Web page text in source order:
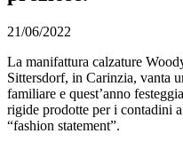
21/06/2022
La manifattura calzature
Sittersdorf, in Carinzia, vanta
familiare e quest’anno
rigide prodotte per i contadini
“fashion statement”.